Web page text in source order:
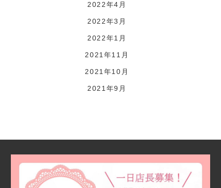
2022年4月
2022年3月
2022年1月
2021年11月
2021年10月
2021年9月